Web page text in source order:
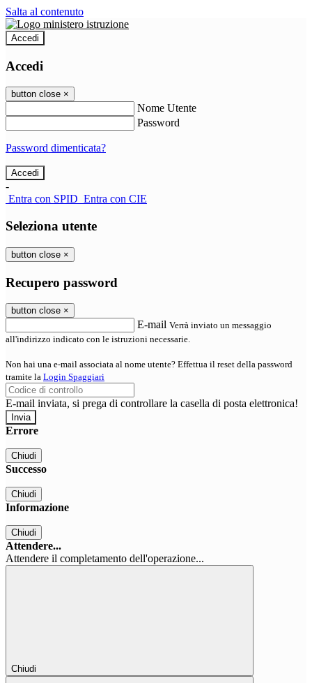
Salta al contenuto
Accedi
Accedi
button close ×
Nome Utente
Password
Password dimenticata?
-
Entra con SPID Entra con CIE
Seleziona utente
button close ×
Recupero password
button close ×
E-mail Verrà inviato un messaggio
all'indirizzo indicato con le istruzioni necessarie.
Non hai una e-mail associata al nome utente? Effettua il reset della password
tramite la Login Spaggiari
E-mail inviata, si prega di controllare la casella di posta elettronica!
Errore
Chiudi
Successo
Chiudi
Informazione
Chiudi
Attendere...
Attendere il completamento dell'operazione...
Chiudi